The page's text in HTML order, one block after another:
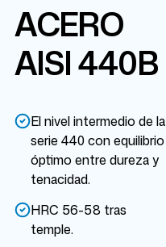
ACERO
AISI 440B
El nivel intermedio de la
serie 440 con equilibrio
óptimo entre dureza y
tenacidad.
HRC 56-58 tras
temple.